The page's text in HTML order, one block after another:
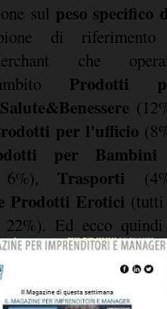
sul peso specifico
di
che
Prodotti
Salute&Benessere
per l'ufficio
per
6%), Trasporti
Prodotti Erotici
Ed ecco
che riguarda la